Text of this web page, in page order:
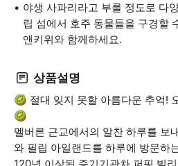
야생 사파리라고 부를 정도로 다
립 섬에서 호주 동물들을 구경할
앤키위와 함께하세요.
상품설명
🥝 절대 잊지 못할 아름다운 추억!
🥝
멜버른 근교에서의 알찬 하루를 보
와 필립 아일랜드를 하루에 방문하